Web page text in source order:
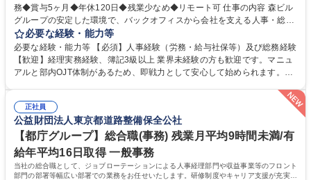
務◆賞与5ヶ月◆年休120日◆残業少なめ◆リモート可 仕事の内容 森ビル
グループの安定した環境で、バックオフィスから会社を支える人事・総務
をお任せします。 労務と総務の業務をバランスよく担当し、ゆくゆくは制
度改定などのコア業務にも挑戦できる、やりがいある環境です。 ■勤怠管
理、給与計算、社会保険手続き、年末調整等の労務管理全般 ■入退社手続
き、社内規定の改定や人事制度改定などのコア業務 ■社内イベントの企画
は部内のOJTを中心に、あなたの経験に合わせて不足している部分はいつ
でも質問・相談できる環境が整っているため、安心して成長できます。 募
集職種 【森ビルG】人事・総務◆賞与5ヶ月◆年休120日◆残業少なめ◆
リモート可
必要な経験・能力等
必要な経験・能力等 【必須】人事経験（労務・給与社保等）及び総務経験
【歓迎】経理実務経験、簿記3級以上 業界未経験の方も歓迎です。マニュ
アルと部内OJT体制があるため、即戦力として安心して始められます。
ます。定型業務に留まらず、社内規定や人事制度の改定など会社のコア業
務に挑戦できるため、自身の成長と組織への貢献度をダイレクトに実感で
きます。 残業少なめ、週1日リモート可など、ワークライフバランスを保
ち長期活躍できる環境です。 「これまでの幅広い経験を活かし、長期的な
キャリアを築きたい」という前向きな意欲と挑戦を全力で応援します。 学
歴・資格 学歴：大学院 大学 高専 短大 専修学校 高校 語学力： 資格：日商
簿記検定1級 日商簿記検定2級 日商簿記検定3級
正社員
公益財団法人東京都道路整備保全公社
【都庁グループ】総合職(事務) 残業月平均9時間未満/有
給年平均16日取得 一般事務
当社の総合職として、ジョブローテーションによる人事経理部門や収益事業等のフロント
部門の部署等幅広い部署での業務をお任せいたします。研修制度やキャリア支援が充実し